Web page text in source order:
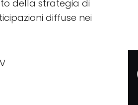
della strategia di
diffuse nei